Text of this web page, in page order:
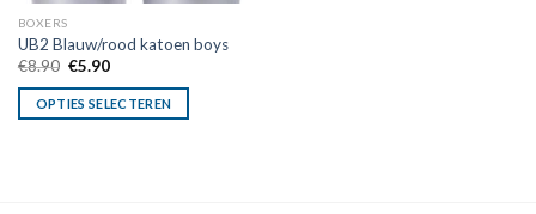
BOXERS
UB2 Blauw/rood katoen boys
€8.90 Oorspronkelijke
was:
€8.90.
€5.90Huidige
is:
€5.90.
OPTIES SELECTEREN